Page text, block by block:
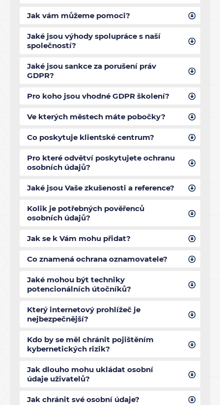
Jak vám můžeme pomoci?
Jaké jsou výhody spolupráce s naší
společností?
Jaké jsou sankce za porušení práv
GDPR?
Pro koho jsou vhodné GDPR školení?
Ve kterých městech máte pobočky?
Co poskytuje klientské centrum?
Pro které odvětví poskytujete ochranu
osobních údajů?
Jaké jsou Vaše zkušenosti a reference?
Kolik je potřebných pověřenců
osobních údajů?
Jak se k Vám mohu přidat?
Co znamená ochrana oznamovatele?
Jaké mohou být techniky
potencionálních útočníků?
Který internetový prohlížeč je
nejbezpečnější?
Kdo by se měl chránit pojištěním
kybernetických rizik?
Jak dlouho mohu ukládat osobní
údaje uživatelů?
Jak chránit své osobní údaje?